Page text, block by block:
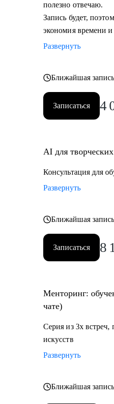
полезно отвечаю.
Запись будет,
экономия времени
Развернуть
Ближайшая запись
Записаться 4
AI для
Консультация для
Развернуть
Ближайшая запись
Записаться 8
Менторинг:
чате)
Серия из 3х
искусств
Развернуть
Ближайшая запись